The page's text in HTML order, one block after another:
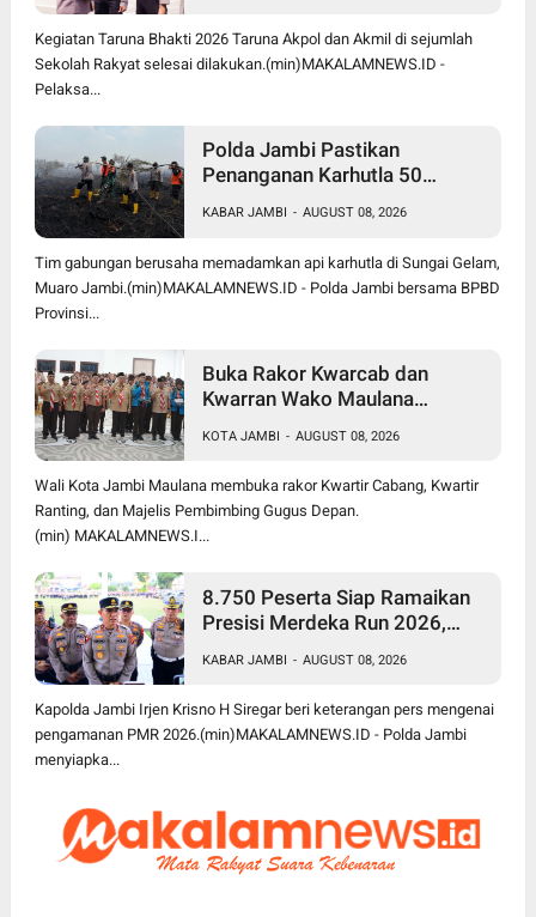
Kegiatan Taruna Bhakti 2026 Taruna Akpol dan Akmil di sejumlah
Sekolah Rakyat selesai dilakukan.(min)MAKALAMNEWS.ID -
Pelaksa...
Polda Jambi Pastikan
Penanganan Karhutla 50
KABAR JAMBI - AUGUST 08, 2026
Tim gabungan berusaha memadamkan api karhutla di Sungai Gelam,
Muaro Jambi.(min)MAKALAMNEWS.ID - Polda Jambi bersama BPBD
Provinsi...
Buka Rakor Kwarcab dan
Kwarran Wako Maulana
Kemas Faried Targetkan 1.000
Pramuka Garuda
KOTA JAMBI - AUGUST 08, 2026
Wali Kota Jambi Maulana membuka rakor Kwartir Cabang, Kwartir
Ranting, dan Majelis Pembimbing Gugus Depan.
(min) MAKALAMNEWS.I...
8.750 Peserta Siap Ramaikan
Presisi Merdeka Run 2026,
Personel untuk Pengamanan
KABAR JAMBI - AUGUST 08, 2026
Kapolda Jambi Irjen Krisno H Siregar beri keterangan pers mengenai
pengamanan PMR 2026.(min)MAKALAMNEWS.ID - Polda Jambi
menyiapka...